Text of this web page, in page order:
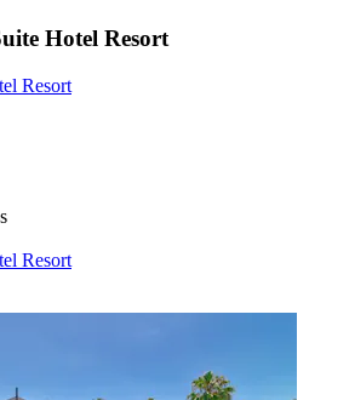
Hotel Resort
Resort
Resort